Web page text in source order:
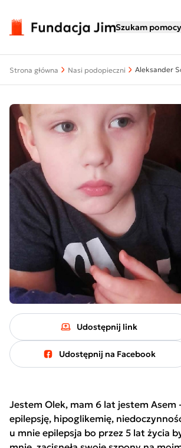
Szukam pomocy
Strona główna Nasi podopieczni Aleksander
Udostępnij link
Udostępnij na Facebook
Jestem Olek, mam 6 lat jestem Asem
epilepsję, hipoglikemię,
u mnie epilepsja bo przez 5 lat życia